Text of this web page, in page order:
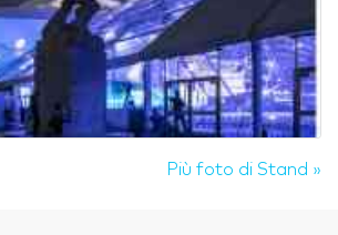
Più foto di Stand »